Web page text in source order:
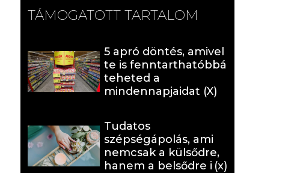
TÁMOGATOTT TARTALOM
5 apró döntés, amivel
te is fenntarthatóbbá
teheted a
mindennapjaidat (X)
Tudatos
szépségápolás, ami
nemcsak a külsődre,
hanem a belsődre is